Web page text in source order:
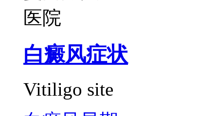
白癜风症状
Vitiligo site